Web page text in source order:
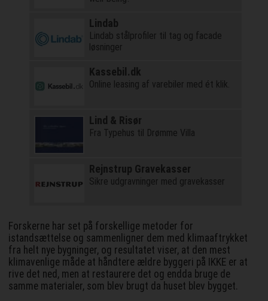
Lindab
Lindab stålprofiler til tag og facade
løsninger
Kassebil.dk
Online leasing af varebiler med ét klik.
Lind & Risør
Fra Typehus til Drømme Villa
Rejnstrup Gravekasser
Sikre udgravninger med gravekasser
Forskerne har set på forskellige metoder for
istandsættelse og sammenligner dem med klimaaftrykket
fra helt nye bygninger, og resultatet viser, at den mest
klimavenlige måde at håndtere ældre byggeri på IKKE er at
rive det ned, men at restaurere det og endda bruge de
samme materialer, som blev brugt da huset blev bygget.